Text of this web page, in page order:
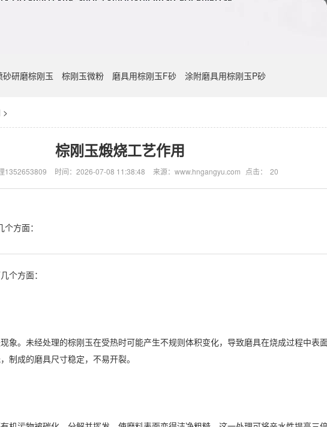
砂研磨棕刚玉 棕刚玉微粉 磨具用棕刚玉F砂 涂附磨具用棕刚玉P砂
>
棕刚玉煅烧工艺作用
1352653809 时间：2026-07-08 11:38:48 来源：www.hngangyu.com 点击： 20
方面：
方面：
象。未经处理的棕刚玉在受热时可能产生不规则体积变化，导致磨具在烧成过程中表
制成的磨具尺寸稳定，不易开裂。